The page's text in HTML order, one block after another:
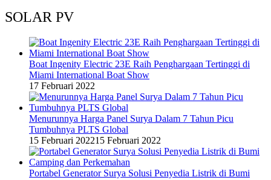
SOLAR PV
Boat Ingenity Electric 23E Raih Penghargaan Tertinggi di
Miami International Boat Show
17 Februari 2022
Menurunnya Harga Panel Surya Dalam 7 Tahun Picu
Tumbuhnya PLTS Global
15 Februari 202215 Februari 2022
Portabel Generator Surya Solusi Penyedia Listrik di Bumi